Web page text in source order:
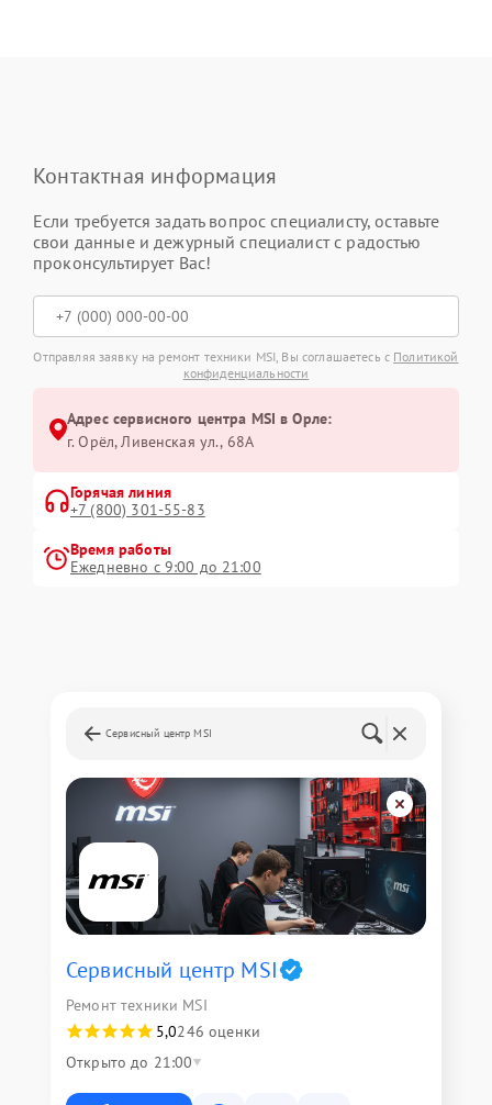
Контактная информация
Если требуется задать вопрос специалисту, оставьте
свои данные и дежурный специалист с радостью
проконсультирует Вас!
Отправляя заявку на ремонт техники MSI, Вы соглашаетесь с Политикой
конфиденциальности
Адрес сервисного центра MSI в Орле:
г. Орёл, Ливенская ул., 68А
Горячая линия
+7 (800) 301-55-83
Время работы
Ежедневно с 9:00 до 21:00
Сервисный центр MSI
Сервисный центр MSI
Ремонт техники MSI
5,0246 оценки
Открыто до 21:00